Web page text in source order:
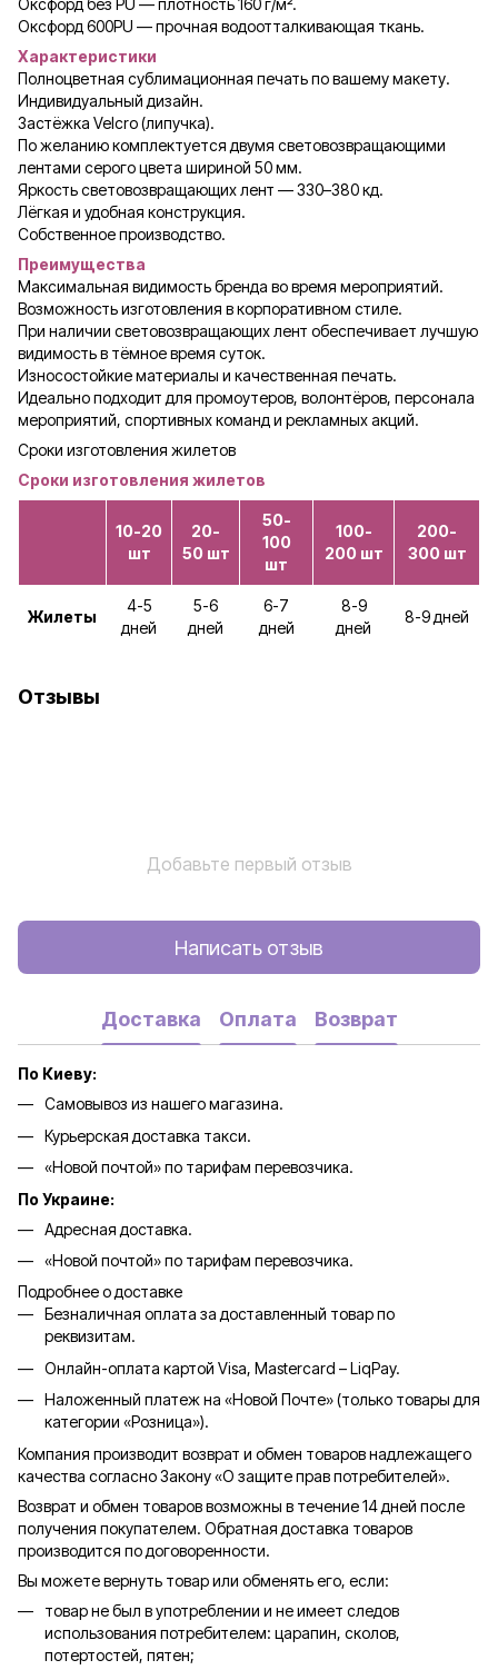
Оксфорд без PU — плотность 160 г/м².
Оксфорд 600PU — прочная водоотталкивающая ткань.
Характеристики
Полноцветная сублимационная печать по вашему макету.
Индивидуальный дизайн.
Застёжка Velcro (липучка).
По желанию комплектуется двумя световозвращающими
лентами серого цвета шириной 50 мм.
Яркость световозвращающих лент — 330–380 кд.
Лёгкая и удобная конструкция.
Собственное производство.
Преимущества
Максимальная видимость бренда во время мероприятий.
Возможность изготовления в корпоративном стиле.
При наличии световозвращающих лент обеспечивает лучшую
видимость в тёмное время суток.
Износостойкие материалы и качественная печать.
Идеально подходит для промоутеров, волонтёров, персонала
мероприятий, спортивных команд и рекламных акций.
Сроки изготовления жилетов
Сроки изготовления жилетов
10-20
шт
20-
50 шт
50-
100
шт
100-
200 шт
200-
300 шт
Жилеты
4-5
дней
5-6
дней
6-7
дней
8-9
дней
8-9 дней
Отзывы
Добавьте первый отзыв
Написать отзыв
Доставка Оплата Возврат
По Киеву:
Самовывоз из нашего магазина.
Курьерская доставка такси.
«Новой почтой» по тарифам перевозчика.
По Украине:
Адресная доставка.
«Новой почтой» по тарифам перевозчика.
Подробнее о доставке
Безналичная оплата за доставленный товар по
реквизитам.
Онлайн-оплата картой Visa, Mastercard – LiqPay.
Наложенный платеж на «Новой Почте» (только товары для
категории «Розница»).
Компания производит возврат и обмен товаров надлежащего
качества согласно Закону «О защите прав потребителей».
Возврат и обмен товаров возможны в течение 14 дней после
получения покупателем. Обратная доставка товаров
производится по договоренности.
Вы можете вернуть товар или обменять его, если:
товар не был в употреблении и не имеет следов
использования потребителем: царапин, сколов,
потертостей, пятен;